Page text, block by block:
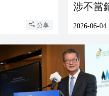
分享
涉不當
2026-06-04